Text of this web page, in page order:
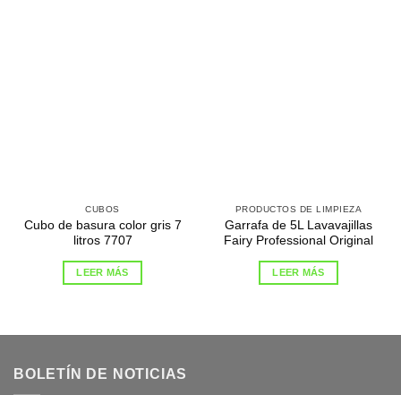
CUBOS
Cubo de basura color gris 7
litros 7707
LEER MÁS
PRODUCTOS DE LIMPIEZA
Garrafa de 5L Lavavajillas
Fairy Professional Original
LEER MÁS
BOLETÍN DE NOTICIAS